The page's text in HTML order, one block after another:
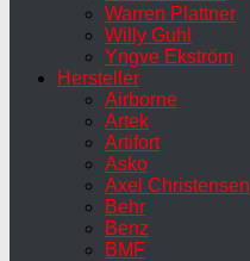
Warren Plattner
Willy Guhl
Yngve Ekström
Hersteller
Airborne
Artek
Artifort
Asko
Axel Christensen
Behr
Benz
BMF